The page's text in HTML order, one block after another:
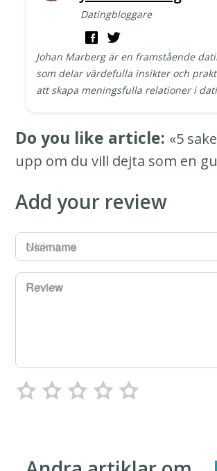
Datingbloggare
Johan Marberg är en framstående
som delar värdefulla insikter och
att skapa meningsfulla relationer i
Do you like article: «5
upp om du vill dejta som en
Add your review
Username
Review